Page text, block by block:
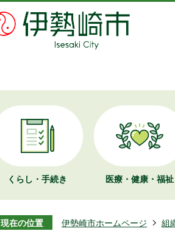
くらし・手続き 医療・健康・福祉
現在の位置 伊勢崎市ホームページ 組